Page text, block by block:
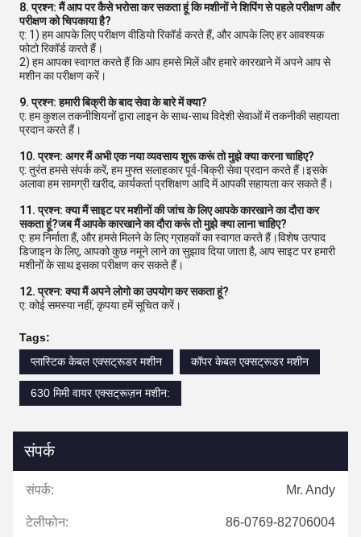
8. प्रश्न: मैं आप पर कैसे भरोसा कर सकता हूं कि मशीनों ने शिपिंग से पहले परीक्षण और
परीक्षण को चिपकाया है?
ए: 1) हम आपके लिए परीक्षण वीडियो रिकॉर्ड करते हैं, और आपके लिए हर आवश्यक
फोटो रिकॉर्ड करते हैं।
2) हम आपका स्वागत करते हैं कि आप हमसे मिलें और हमारे कारखाने में अपने आप से
मशीन का परीक्षण करें।
9. प्रश्न: हमारी बिक्री के बाद सेवा के बारे में क्या?
ए: हम कुशल तकनीशियनों द्वारा लाइन के साथ-साथ विदेशी सेवाओं में तकनीकी सहायता
प्रदान करते हैं।
10. प्रश्न: अगर मैं अभी एक नया व्यवसाय शुरू करूं तो मुझे क्या करना चाहिए?
ए: तुरंत हमसे संपर्क करें, हम मुफ्त सलाहकार पूर्व-बिक्री सेवा प्रदान करते हैं।इसके
अलावा हम सामग्री खरीद, कार्यकर्ता प्रशिक्षण आदि में आपकी सहायता कर सकते हैं।
11. प्रश्न: क्या मैं साइट पर मशीनों की जांच के लिए आपके कारखाने का दौरा कर
सकता हूं?जब मैं आपके कारखाने का दौरा करूं तो मुझे क्या लाना चाहिए?
ए: हम निर्माता हैं, और हमसे मिलने के लिए ग्राहकों का स्वागत करते हैं।विशेष उत्पाद
डिजाइन के लिए, आपको कुछ नमूने लाने का सुझाव दिया जाता है, आप साइट पर हमारी
मशीनों के साथ इसका परीक्षण कर सकते हैं।
12. प्रश्न: क्या मैं अपने लोगो का उपयोग कर सकता हूं?
ए: कोई समस्या नहीं, कृपया हमें सूचित करें।
Tags:
प्लास्टिक केबल एक्सट्रूडर मशीन
कॉपर केबल एक्सट्रूडर मशीन
630 मिमी वायर एक्सट्रूज़न मशीन:
संपर्क
संपर्क: Mr. Andy
टेलीफोन: 86-0769-82706004